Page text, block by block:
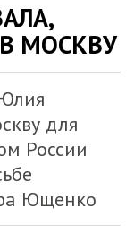
МОСКВУ
для
России
Ющенко